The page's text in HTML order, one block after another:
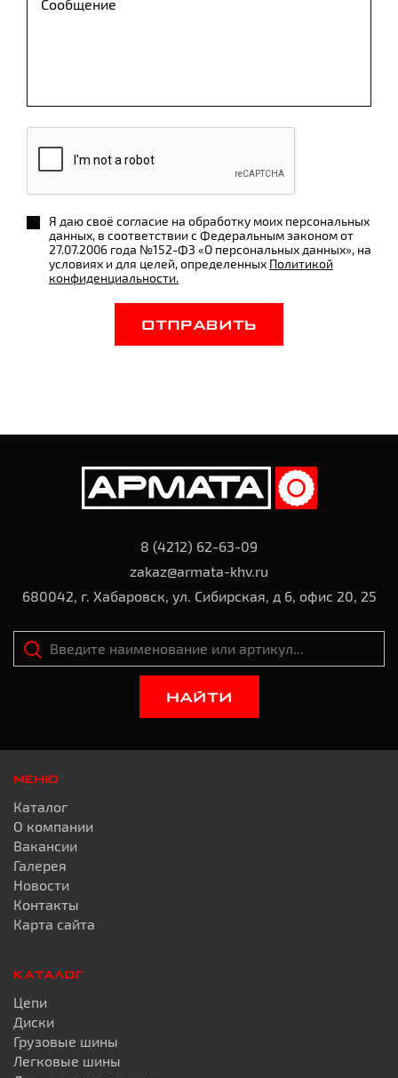
Я даю своё согласие на обработку моих персональных
данных, в соответствии с Федеральным законом от
27.07.2006 года №152-ФЗ «О персональных данных», на
условиях и для целей, определенных Политикой
конфиденциальности.
ОТПРАВИТЬ
8 (4212) 62-63-09
zakaz@armata-khv.ru
680042, г. Хабаровск, ул. Сибирская, д 6, офис 20, 25
НАЙТИ
МЕНЮ
Каталог
О компании
Вакансии
Галерея
Новости
Контакты
Карта сайта
КАТАЛОГ
Цепи
Диски
Грузовые шины
Легковые шины